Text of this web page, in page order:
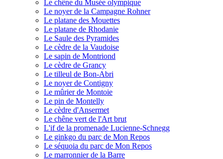
Le chêne du Musée olympique
Le noyer de la Campagne Rohner
Le platane des Mouettes
Le platane de Rhodanie
Le Saule des Pyramides
Le cèdre de la Vaudoise
Le sapin de Montriond
Le cèdre de Grancy
Le tilleul de Bon-Abri
Le noyer de Contigny
Le mûrier de Montoie
Le pin de Montelly
Le cèdre d'Ansermet
Le chêne vert de l'Art brut
L'if de la promenade Lucienne-Schnegg
Le ginkgo du parc de Mon Repos
Le séquoia du parc de Mon Repos
Le marronnier de la Barre